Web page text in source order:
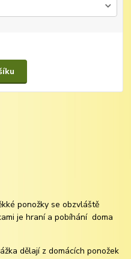
ponožky se obzvláště
je hraní a pobíhání doma
dělají z domácích ponožek